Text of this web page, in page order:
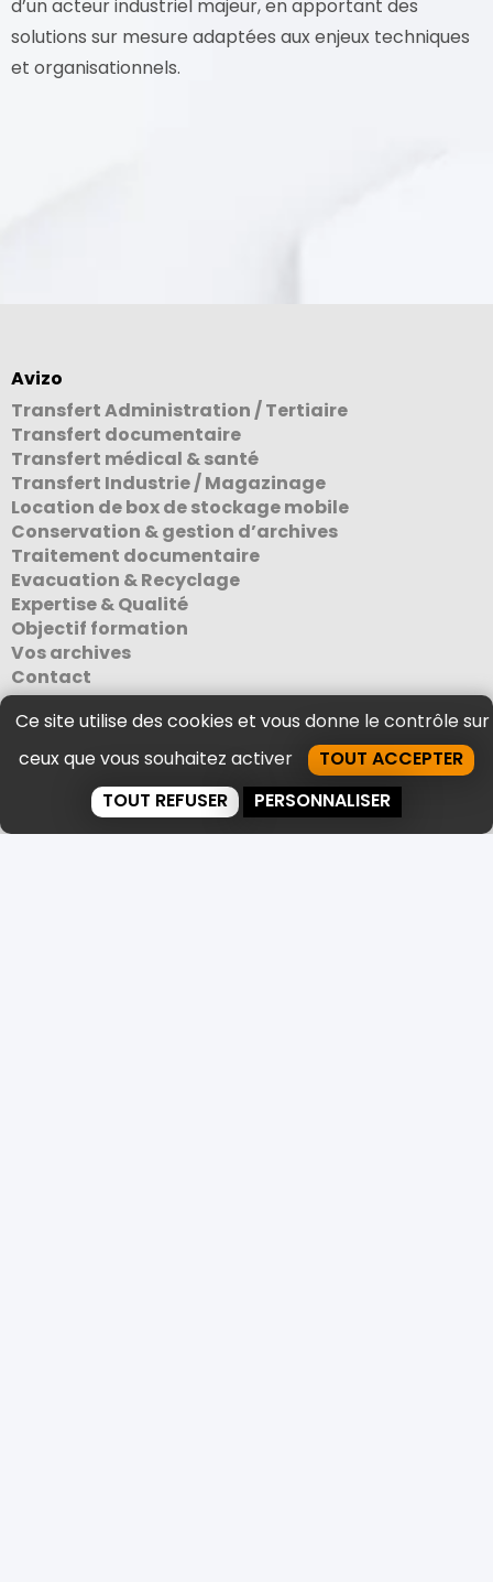
d’un acteur industriel majeur, en apportant des
solutions sur mesure adaptées aux enjeux techniques
et organisationnels.
Avizo
Transfert Administration / Tertiaire
Transfert documentaire
Transfert médical & santé
Transfert Industrie / Magazinage
Location de box de stockage mobile
Conservation & gestion d’archives
Traitement documentaire
Evacuation & Recyclage
Expertise & Qualité
Objectif formation
Vos archives
Contact
Nos références
Bibliothèques
Administrations & collectivités
Etablissements scolaires & grandes écoles
Hôpitaux & laboratoires
Ce site utilise des cookies et vous donne le contrôle sur
ceux que vous souhaitez activer
TOUT ACCEPTER
TOUT REFUSER
PERSONNALISER